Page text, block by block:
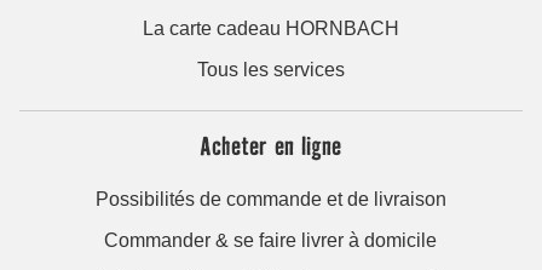
La carte cadeau HORNBACH
Tous les services
Acheter en ligne
Possibilités de commande et de livraison
Commander & se faire livrer à domicile